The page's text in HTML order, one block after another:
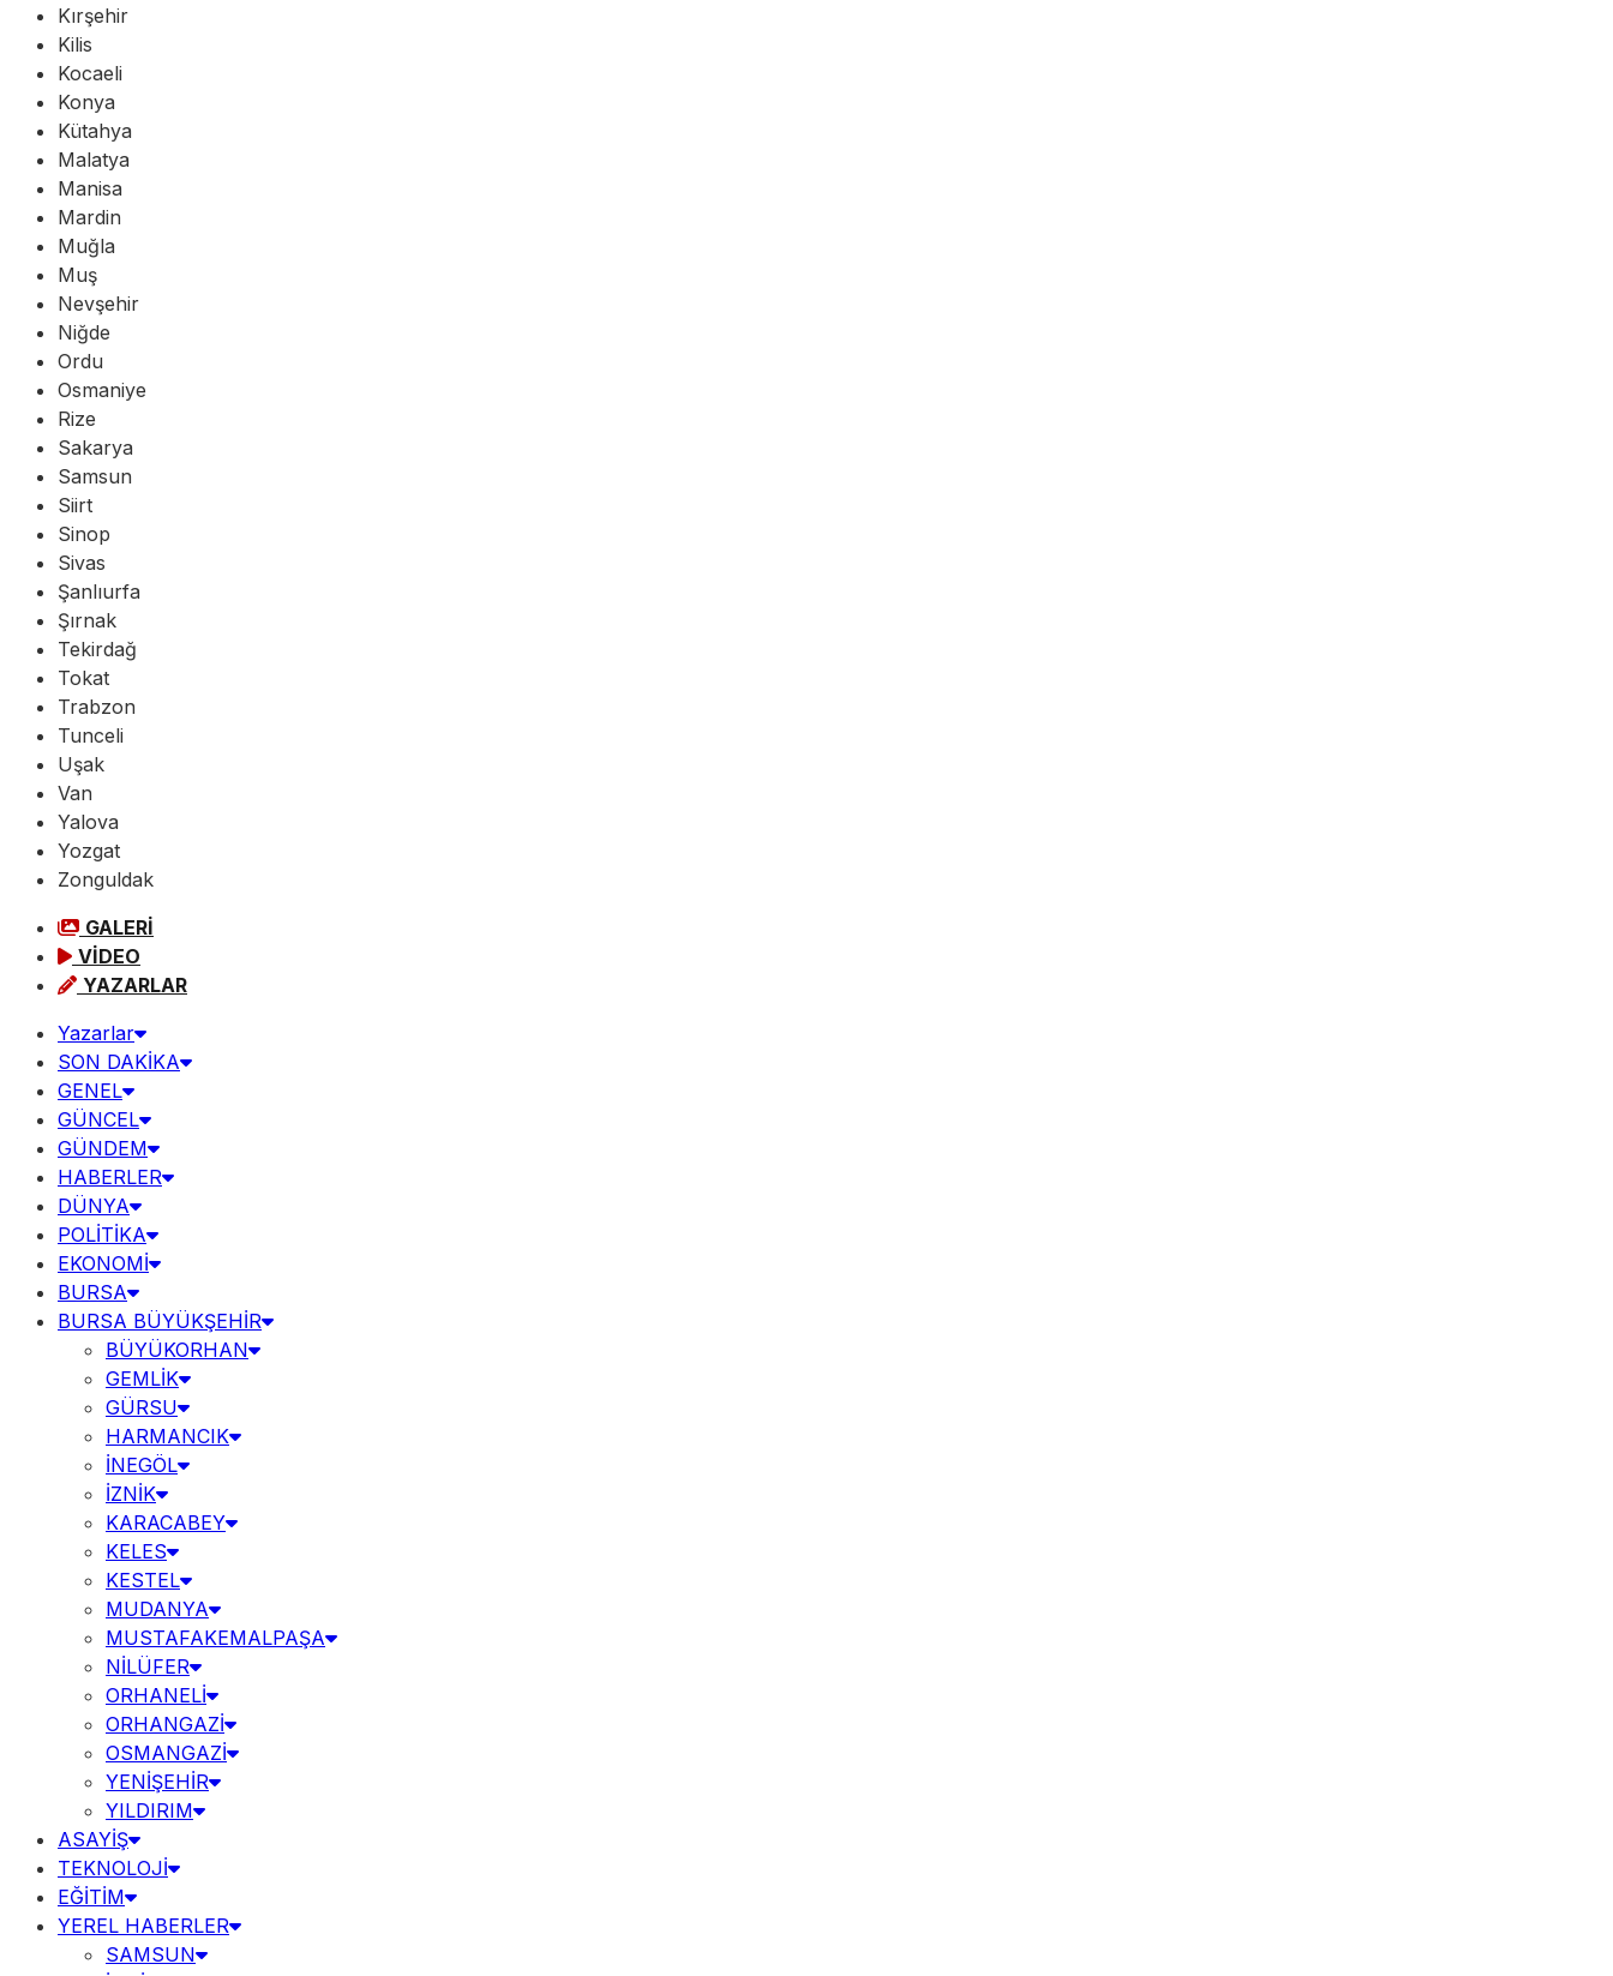
Kırşehir
Kilis
Kocaeli
Konya
Kütahya
Malatya
Manisa
Mardin
Muğla
Muş
Nevşehir
Niğde
Ordu
Osmaniye
Rize
Sakarya
Samsun
Siirt
Sinop
Sivas
Şanlıurfa
Şırnak
Tekirdağ
Tokat
Trabzon
Tunceli
Uşak
Van
Yalova
Yozgat
Zonguldak
GALERİ
VİDEO
YAZARLAR
Yazarlar
SON DAKİKA
GENEL
GÜNCEL
GÜNDEM
HABERLER
DÜNYA
POLİTİKA
EKONOMİ
BURSA
BURSA BÜYÜKŞEHİR
BÜYÜKORHAN
GEMLİK
GÜRSU
HARMANCIK
İNEGÖL
İZNİK
KARACABEY
KELES
KESTEL
MUDANYA
MUSTAFAKEMALPAŞA
NİLÜFER
ORHANELİ
ORHANGAZİ
OSMANGAZİ
YENİŞEHİR
YILDIRIM
ASAYİŞ
TEKNOLOJİ
EĞİTİM
YEREL HABERLER
SAMSUN